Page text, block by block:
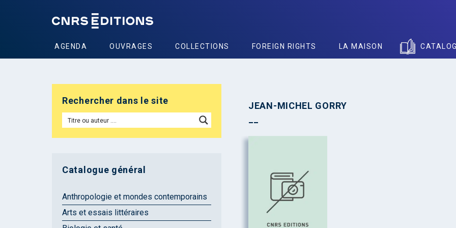
AGENDA OUVRAGES COLLECTIONS FOREIGN RIGHTS LA MAISON
JEAN-MICHEL GORRY
Rechercher dans le site
Catalogue général
Anthropologie et mondes contemporains
Arts et essais littéraires